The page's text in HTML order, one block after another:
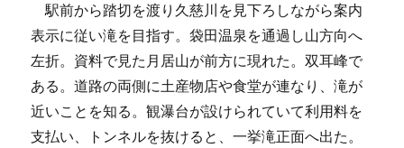
駅前から踏切を渡り久慈川を見下ろしながら案内
表示に従い滝を目指す。袋田温泉を通過し山方向へ
左折。資料で見た月居山が前方に現れた。双耳峰で
ある。道路の両側に土産物店や食堂が連なり、滝が
近いことを知る。観瀑台が設けられていて利用料を
支払い、トンネルを抜けると、一挙滝正面へ出た。